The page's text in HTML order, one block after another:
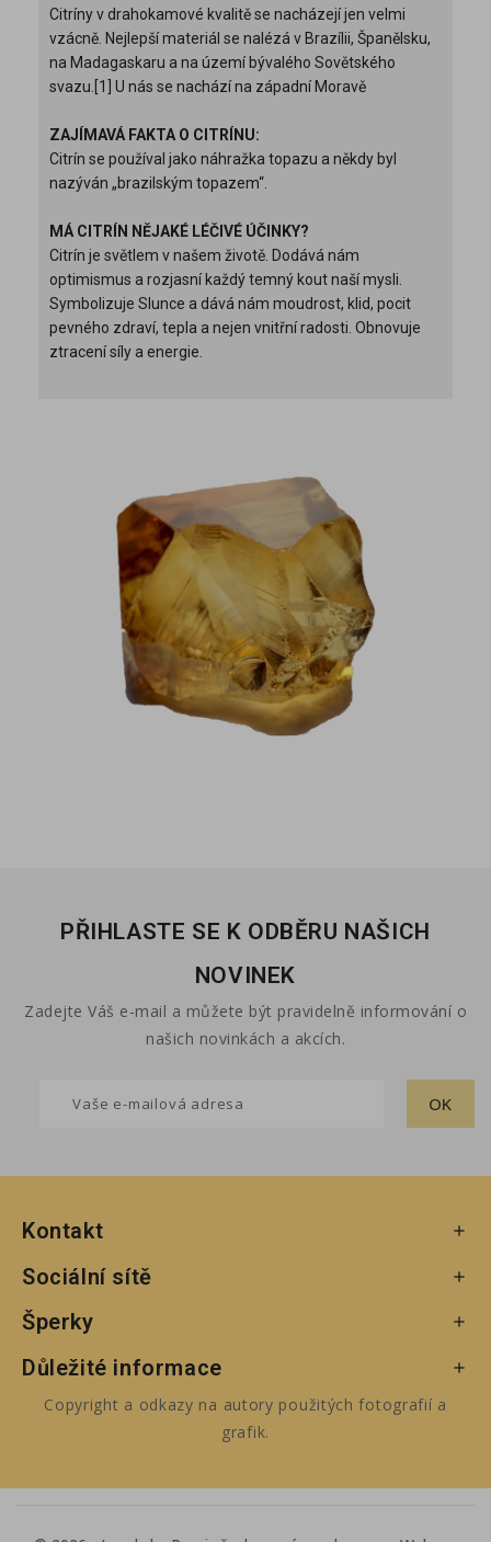
Citríny v drahokamové kvalitě se nacházejí jen velmi
vzácně. Nejlepší materiál se nalézá v Brazílii, Španělsku,
na Madagaskaru a na území bývalého Sovětského
svazu.[1] U nás se nachází na západní Moravě
ZAJÍMAVÁ FAKTA O CITRÍNU:
Citrín se používal jako náhražka topazu a někdy byl
nazýván „brazilským topazem“.
MÁ CITRÍN NĚJAKÉ LÉČIVÉ ÚČINKY?
Citrín je světlem v našem životě. Dodává nám
optimismus a rozjasní každý temný kout naší mysli.
Symbolizuje Slunce a dává nám moudrost, klid, pocit
pevného zdraví, tepla a nejen vnitřní radosti. Obnovuje
ztracení síly a energie.
PŘIHLASTE SE K ODBĚRU NAŠICH
NOVINEK
Zadejte Váš e-mail a můžete být pravidelně informování o
našich novinkách a akcích.
Kontakt 
Sociální sítě 
Šperky 
Důležité informace 
Copyright a odkazy na autory použitých fotografií a
grafik.